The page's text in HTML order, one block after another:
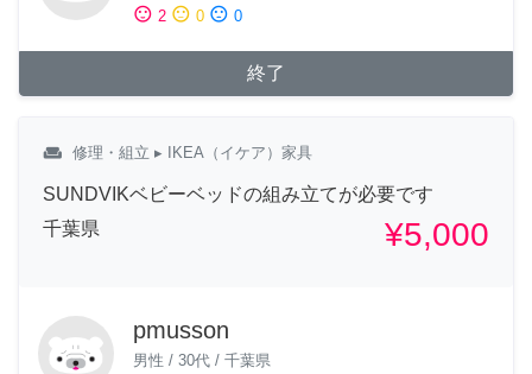
sentiment_satisfied 2 sentiment_neutral 0 sentiment_dissatisfied 0
終了
weekend 修理・組立 ▸ IKEA（イケア）家具
SUNDVIKベビーベッドの組み立てが必要です
千葉県
¥5,000
pmusson
男性 / 30代 / 千葉県